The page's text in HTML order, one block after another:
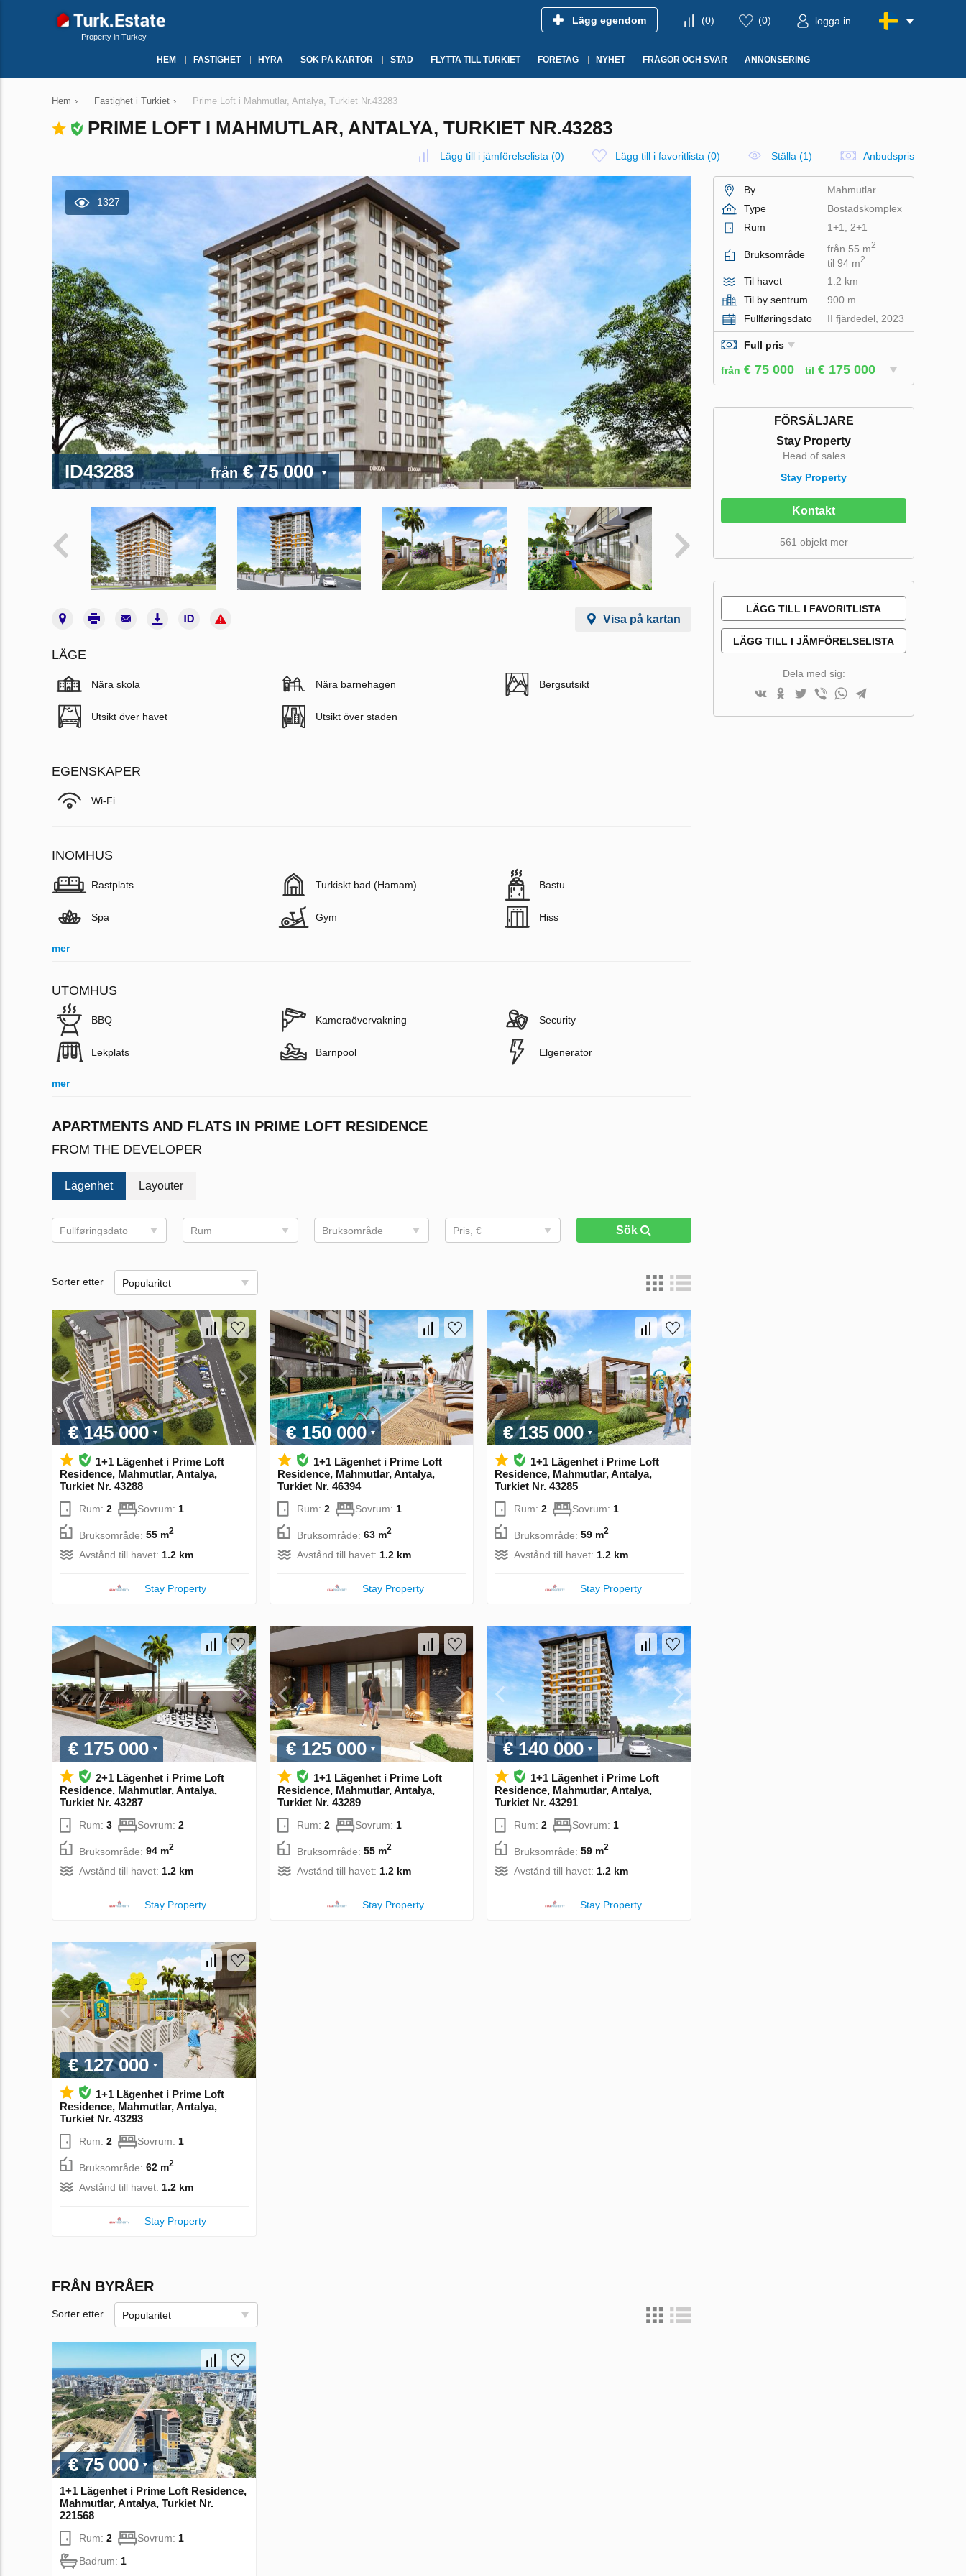
Property in Turkey
Lägg egendom (0) (0) logga in
HEM FASTIGHET HYRA SÖK PÅ KARTOR STAD FLYTTA TILL TURKIET FÖRETAG NYHET FRÅGOR OCH SVAR ANNONSERING
Hem › Fastighet i Turkiet › Prime Loft i Mahmutlar, Antalya, Turkiet Nr.43283
PRIME LOFT I MAHMUTLAR, ANTALYA, TURKIET NR.43283
Lägg till i jämförelselista (0) Lägg till i favoritlista (0) Ställa (1) Anbudspris
1327
ID43283 från € 75 000
Visa på kartan
LÄGE
Nära skola Nära barnehagen Bergsutsikt
Utsikt över havet Utsikt över staden
EGENSKAPER
Wi-Fi
INOMHUS
Rastplats Turkiskt bad (Hamam) Bastu
Spa Gym Hiss
mer
UTOMHUS
BBQ Kameraövervakning Security
Lekplats Barnpool Elgenerator
mer
APARTMENTS AND FLATS IN PRIME LOFT RESIDENCE
FROM THE DEVELOPER
Lägenhet Layouter
Fullføringsdato Rum Bruksområde Pris, € Sök
Sorter etter Popularitet
€ 145 000
1+1 Lägenhet i Prime Loft
Residence, Mahmutlar, Antalya,
Turkiet Nr. 43288
Rum: 2 Sovrum: 1
Bruksområde: 55 m2
Avstånd till havet: 1.2 km
Stay Property
€ 150 000
1+1 Lägenhet i Prime Loft
Residence, Mahmutlar, Antalya,
Turkiet Nr. 46394
Rum: 2 Sovrum: 1
Bruksområde: 63 m2
Avstånd till havet: 1.2 km
Stay Property
€ 135 000
1+1 Lägenhet i Prime Loft
Residence, Mahmutlar, Antalya,
Turkiet Nr. 43285
Rum:2 Sovrum: 1
Bruksområde:59 m2
Avstånd till havet: 1.2 km
Stay Property
€ 175 000
2+1 Lägenhet i Prime Loft
Residence, Mahmutlar, Antalya,
Turkiet Nr. 43287
Rum: 3 Sovrum: 2
Bruksområde: 94 m2
Avstånd till havet: 1.2 km
Stay Property
€ 125 000
1+1 Lägenhet i Prime Loft
Residence, Mahmutlar, Antalya,
Turkiet Nr. 43289
Rum: 2 Sovrum: 1
Bruksområde: 55 m2
Avstånd till havet: 1.2 km
Stay Property
€ 140 000
1+1 Lägenhet i Prime Loft
Residence, Mahmutlar, Antalya,
Turkiet Nr. 43291
Rum:2 Sovrum: 1
Bruksområde:59 m2
Avstånd till havet: 1.2 km
Stay Property
€ 127 000
1+1 Lägenhet i Prime Loft
Residence, Mahmutlar, Antalya,
Turkiet Nr. 43293
Rum: 2 Sovrum: 1
Bruksområde: 62 m2
Avstånd till havet: 1.2 km
Stay Property
FRÅN BYRÅER
Sorter etter Popularitet
€ 75 000
1+1 Lägenhet i Prime Loft Residence,
Mahmutlar, Antalya, Turkiet Nr.
221568
Rum: 2 Sovrum: 1
Badrum: 1
By
Mahmutlar
Type
Bostadskomplex
Rum
1+1, 2+1
Bruksområde från 55 m2
til 94 m2
Til havet
1.2 km
Til by sentrum
900 m
Fullføringsdato
II fjärdedel, 2023
Full pris
från € 75 000 til € 175 000
FÖRSÄLJARE
Stay Property
Head of sales
Stay Property
Kontakt
561 objekt mer
LÄGG TILL I FAVORITLISTA
LÄGG TILL I JÄMFÖRELSELISTA
Dela med sig: